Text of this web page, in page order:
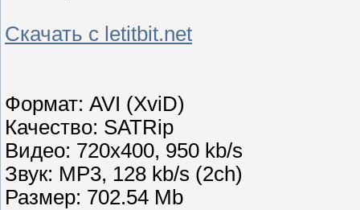
Скачать с letitbit.net
Формат: AVI (XviD)
Качество: SATRip
Видео: 720х400, 950 kb/s
Звук: MP3, 128 kb/s (2ch)
Размер: 702.54 Mb